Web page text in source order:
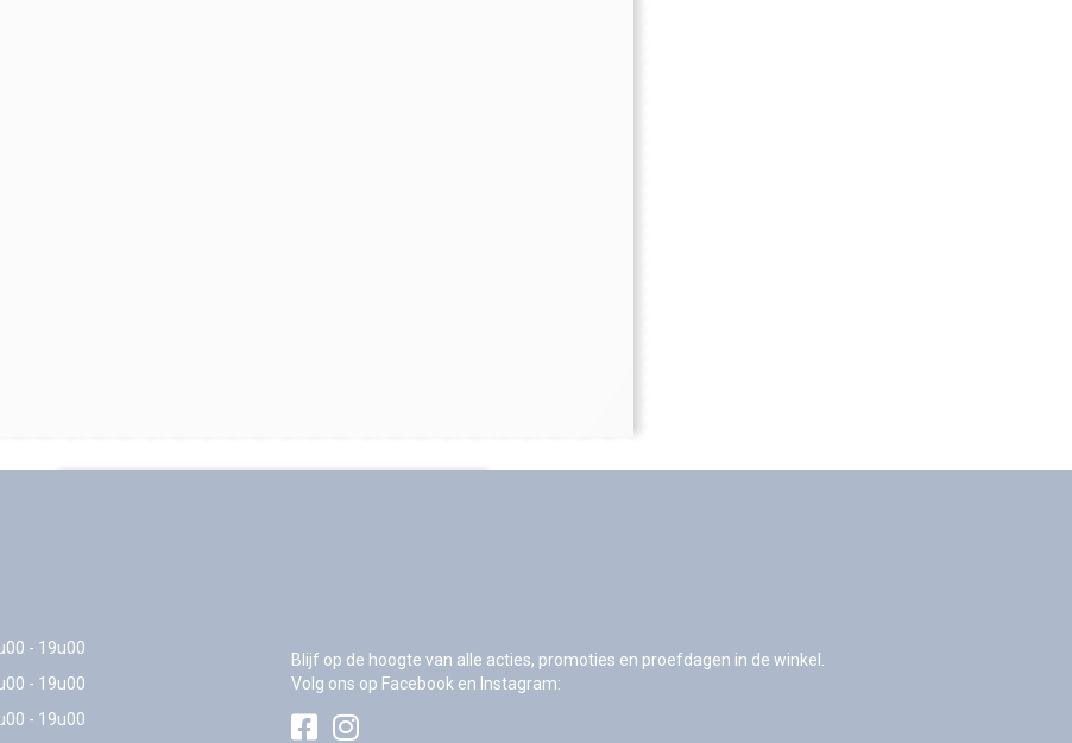
- 19u00
- 19u00
- 19u00
Blijf op de hoogte van alle acties, promoties en proefdagen in de winkel.
Volg ons op Facebook en Instagram: